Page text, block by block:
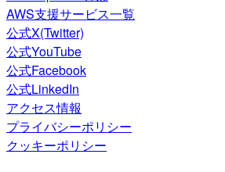
AWS支援サービス一覧
公式X(Twitter)
公式YouTube
公式Facebook
公式LinkedIn
アクセス情報
プライバシーポリシー
クッキーポリシー